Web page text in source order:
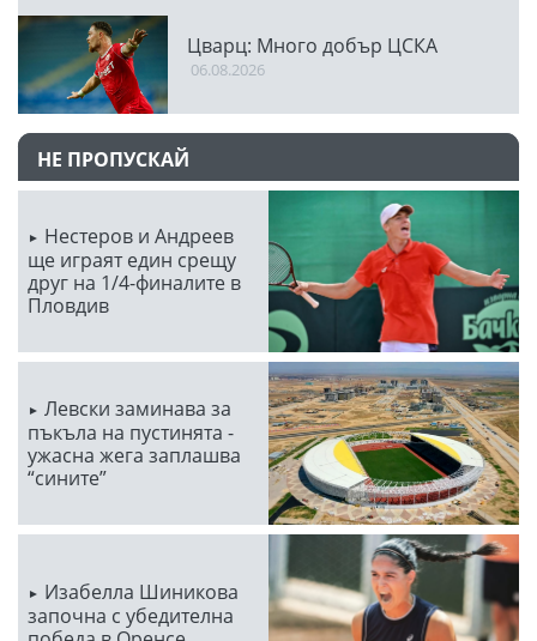
Цварц: Много добър ЦСКА
06.08.2026
НЕ ПРОПУСКАЙ
Нестеров и Андреев
ще играят един срещу
друг на 1/4-финалите в
Пловдив
Левски заминава за
пъкъла на пустинята -
ужасна жега заплашва
“сините”
Изабелла Шиникова
започна с убедителна